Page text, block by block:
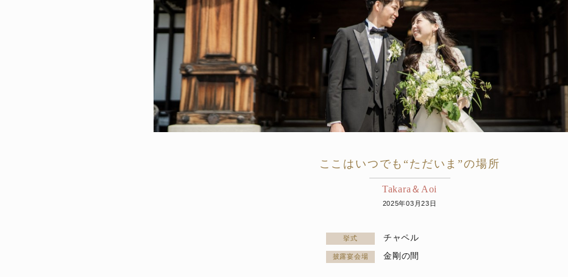
ここはいつでも“ただいま”の場所
Takara＆Aoi
2025年03月23日
挙式 チャペル
披露宴会場 金剛の間